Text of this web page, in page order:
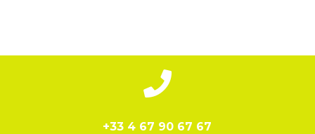

+33 4 67 90 67 67